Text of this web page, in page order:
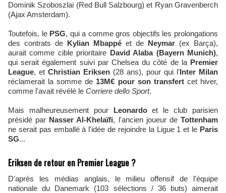
Dominik Szoboszlai (Red Bull Salzbourg) et Ryan Gravenberch
(Ajax Amsterdam).
Toutefois, le PSG, qui a comme gros objectifs les prolongations
des contrats de Kylian Mbappé et de Neymar (ex Barça),
aurait comme cible prioritaire David Alaba (Bayern Munich),
qui serait également suivi par Chelsea du côté de la Premier
League, et Christian Eriksen (28 ans), pour qui l'Inter Milan
réclamerait la somme de 13M€ pour son transfertcet hiver,
comme l'avait révélé le Corriere dello Sport.
Mais malheureusement pour Leonardoet le club parisien
présidé par Nasser Al-Khelaïfi, l'ancien joueur deTottenham
ne serait pas emballé à l'idée de rejoindre la Ligue 1 et le Paris
SG...
Eriksen de retour en Premier League ?
D'après les médias anglais, le milieu offensif de l'équipe
nationale du Danemark (103 sélections / 36 buts) aimerait